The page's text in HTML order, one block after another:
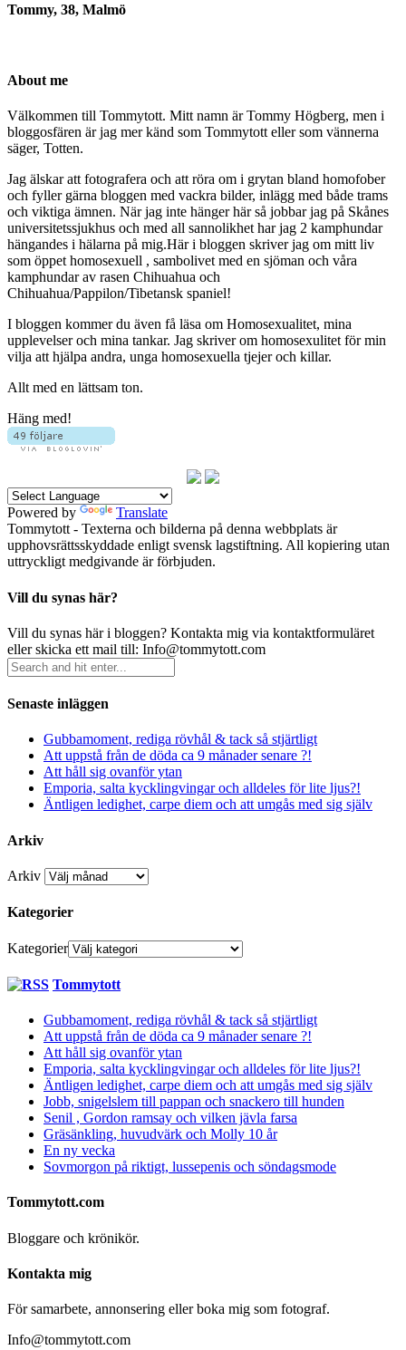
Tommy, 38, Malmö
About me
Välkommen till Tommytott. Mitt namn är Tommy Högberg, men i
bloggosfären är jag mer känd som Tommytott eller som vännerna
säger, Totten.
Jag älskar att fotografera och att röra om i grytan bland homofober
och fyller gärna bloggen med vackra bilder, inlägg med både trams
och viktiga ämnen. När jag inte hänger här så jobbar jag på Skånes
universitetssjukhus och med all sannolikhet har jag 2 kamphundar
hängandes i hälarna på mig.Här i bloggen skriver jag om mitt liv
som öppet homosexuell , sambolivet med en sjöman och våra
kamphundar av rasen Chihuahua och
Chihuahua/Pappilon/Tibetansk spaniel!
I bloggen kommer du även få läsa om Homosexualitet, mina
upplevelser och mina tankar. Jag skriver om homosexulitet för min
vilja att hjälpa andra, unga homosexuella tjejer och killar.
Allt med en lättsam ton.
Häng med!
Powered by
Translate
Tommytott - Texterna och bilderna på denna webbplats är
upphovsrättsskyddade enligt svensk lagstiftning. All kopiering utan
uttryckligt medgivande är förbjuden.
Vill du synas här?
Vill du synas här i bloggen? Kontakta mig via kontaktformuläret
eller skicka ett mail till: Info@tommytott.com
Senaste inläggen
Gubbamoment, rediga rövhål & tack så stjärtligt
Att uppstå från de döda ca 9 månader senare ?!
Att håll sig ovanför ytan
Emporia, salta kycklingvingar och alldeles för lite ljus?!
Äntligen ledighet, carpe diem och att umgås med sig själv
Arkiv
Arkiv
Kategorier
Kategorier
Tommytott
Gubbamoment, rediga rövhål & tack så stjärtligt
Att uppstå från de döda ca 9 månader senare ?!
Att håll sig ovanför ytan
Emporia, salta kycklingvingar och alldeles för lite ljus?!
Äntligen ledighet, carpe diem och att umgås med sig själv
Jobb, snigelslem till pappan och snackero till hunden
Senil , Gordon ramsay och vilken jävla farsa
Gräsänkling, huvudvärk och Molly 10 år
En ny vecka
Sovmorgon på riktigt, lussepenis och söndagsmode
Tommytott.com
Bloggare och krönikör.
Kontakta mig
För samarbete, annonsering eller boka mig som fotograf.
Info@tommytott.com